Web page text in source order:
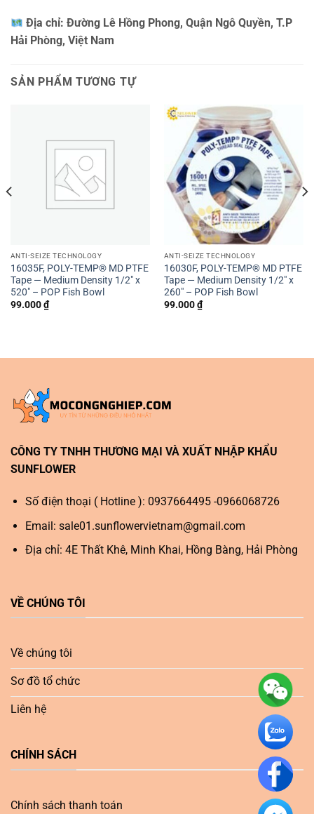
Địa chỉ:Đường Lê Hồng Phong, Quận Ngô Quyền, T.P
Hải Phòng, Việt Nam
SẢN PHẨM TƯƠNG TỰ
ANTI-SEIZE TECHNOLOGY
16035F, POLY-TEMP® MD PTFE
Tape — Medium Density 1/2″ x
520″ – POP Fish Bowl
99.000₫
ANTI-SEIZE TECHNOLOGY
16030F, POLY-TEMP® MD PTFE
Tape — Medium Density 1/2″ x
260″ – POP Fish Bowl
99.000₫
CÔNG TY TNHH THƯƠNG MẠI VÀ XUẤT NHẬP KHẨU
SUNFLOWER
Số điện thoại ( Hotline ): 0937664495 -0966068726
Email: sale01.sunflowervietnam@gmail.com
Địa chỉ: 4E Thất Khê, Minh Khai, Hồng Bàng, Hải Phòng
VỀ CHÚNG TÔI
Về chúng tôi
Sơ đồ tổ chức
Liên hệ
CHÍNH SÁCH
Chính sách thanh toán